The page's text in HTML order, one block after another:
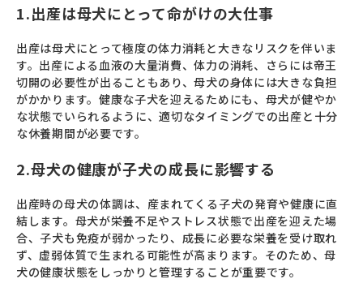
1.出産は母犬にとって命がけの大仕事
出産は母犬にとって極度の体力消耗と大きなリスクを伴いま
す。出産による血液の大量消費、体力の消耗、さらには帝王
切開の必要性が出ることもあり、母犬の身体には大きな負担
がかかります。健康な子犬を迎えるためにも、母犬が健やか
な状態でいられるように、適切なタイミングでの出産と十分
な休養期間が必要です。
2.母犬の健康が子犬の成長に影響する
出産時の母犬の体調は、産まれてくる子犬の発育や健康に直
結します。母犬が栄養不足やストレス状態で出産を迎えた場
合、子犬も免疫が弱かったり、成長に必要な栄養を受け取れ
ず、虚弱体質で生まれる可能性が高まります。そのため、母
犬の健康状態をしっかりと管理することが重要です。